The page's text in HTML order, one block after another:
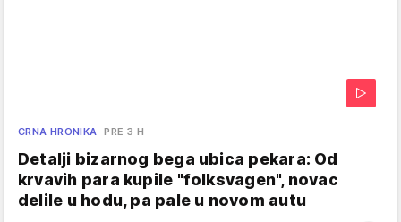
CRNA HRONIKA PRE 3 H
Detalji bizarnog bega ubica pekara: Od
krvavih para kupile "folksvagen", novac
delile u hodu, pa pale u novom autu